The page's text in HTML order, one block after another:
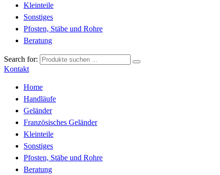
Kleinteile
Sonstiges
Pfosten, Stäbe und Rohre
Beratung
Search for:
Kontakt
Home
Handläufe
Geländer
Französisches Geländer
Kleinteile
Sonstiges
Pfosten, Stäbe und Rohre
Beratung